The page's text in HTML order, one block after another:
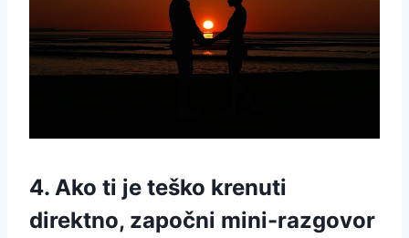
4. Ako ti je teško krenuti
direktno, započni mini-razgovor